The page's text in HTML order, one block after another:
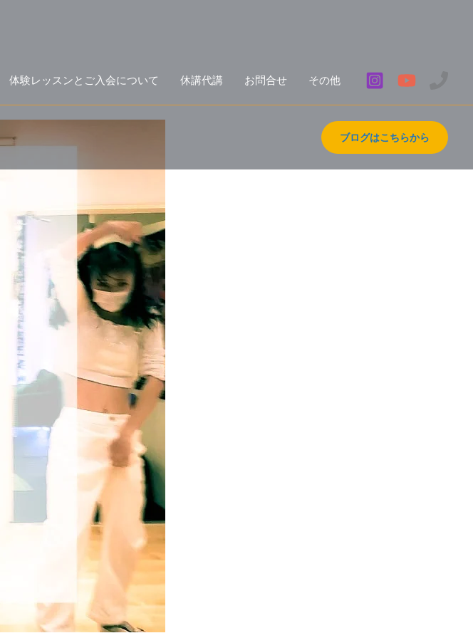
体験レッスンとご入会について 休講代講 お問合せ その他
ブログはこちらから